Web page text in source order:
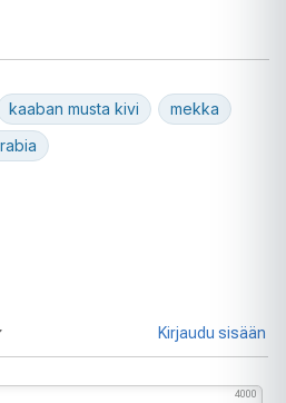
kaaban musta kivi
mekka
Kirjaudu sisään
4000